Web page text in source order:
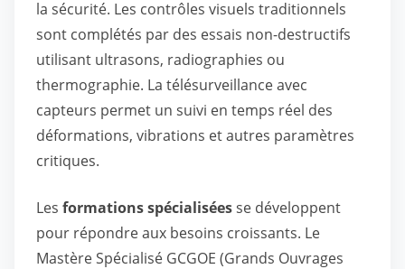
la sécurité. Les contrôles visuels traditionnels
sont complétés par des essais non-destructifs
utilisant ultrasons, radiographies ou
thermographie. La télésurveillance avec
capteurs permet un suivi en temps réel des
déformations, vibrations et autres paramètres
critiques.
Les formations spécialiséesse développent
pour répondre aux besoins croissants. Le
Mastère Spécialisé GCGOE (Grands Ouvrages